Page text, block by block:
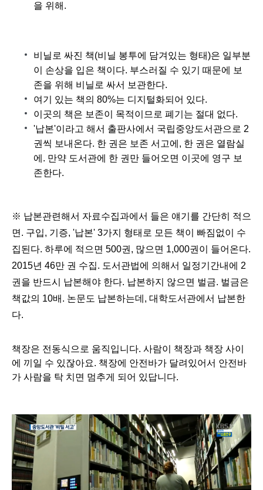
을 위해.
비닐로 싸진 책(비닐 봉투에 담겨있는 형태)은 일부분
이 손상을 입은 책이다. 부스러질 수 있기 때문에 보
존을 위해 비닐로 싸서 보관한다.
여기 있는 책의 80%는 디지털화되어 있다.
이곳의 책은 보존이 목적이므로 폐기는 절대 없다.
'납본'이라고 해서 출판사에서 국립중앙도서관으로 2
권씩 보내온다. 한 권은 보존 서고에, 한 권은 열람실
에. 만약 도서관에 한 권만 들어오면 이곳에 영구 보
존한다.
※ 납본관련해서 자료수집과에서 들은 얘기를 간단히 적으
면. 구입, 기증, '납본' 3가지 형태로 모든 책이 빠짐없이 수
집된다. 하루에 적으면 500권, 많으면 1,000권이 들어온다.
2015년 46만 권 수집. 도서관법에 의해서 일정기간내에 2
권을 반드시 납본해야 한다. 납본하지 않으면 벌금. 벌금은
책값의 10배. 논문도 납본하는데, 대학도서관에서 납본한
다.
책장은 전동식으로 움직입니다. 사람이 책장과 책장 사이
에 끼일 수 있잖아요. 책장에 안전바가 달려있어서 안전바
가 사람을 탁 치면 멈추게 되어 있답니다.